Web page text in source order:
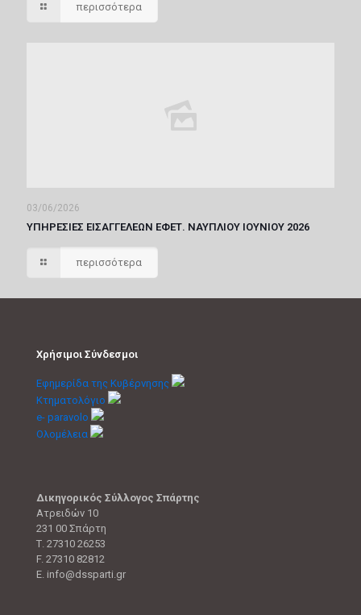
περισσότερα
03/06/2026
ΥΠΗΡΕΣΙΕΣ ΕΙΣΑΓΓΕΛΕΩΝ ΕΦΕΤ. ΝΑΥΠΛΙΟΥ ΙΟΥΝΙΟΥ 2026
περισσότερα
Χρήσιμοι Σύνδεσμοι
Εφημερίδα της Κυβέρνησης
Κτηματολόγιο
e- paravolo
Ολομέλεια
Δικηγορικός Σύλλογος Σπάρτης
Ατρειδών 10
231 00 Σπάρτη
Τ. 27310 26253
F. 27310 82812
E. info@dssparti.gr